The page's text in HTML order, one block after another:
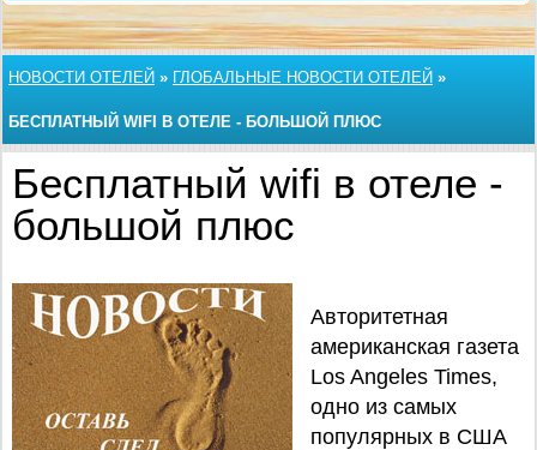
НОВОСТИ ОТЕЛЕЙ » ГЛОБАЛЬНЫЕ НОВОСТИ ОТЕЛЕЙ »
БЕСПЛАТНЫЙ WIFI В ОТЕЛЕ - БОЛЬШОЙ ПЛЮС
Бесплатный wifi в отеле -
большой плюс
Авторитетная
американская газета
Los Angeles Times,
одно из самых
популярных в США